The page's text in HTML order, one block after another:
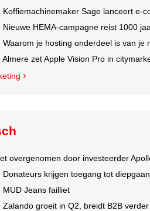
Koffiemachinemaker Sage lanceert e-
Nieuwe HEMA-campagne reist 1000
Waarom je hosting onderdeel is van je
Almere zet Apple Vision Pro in
overgenomen door investeerder
Donateurs krijgen toegang tot
MUD Jeans failliet
Zalando groeit in Q2, breidt B2B